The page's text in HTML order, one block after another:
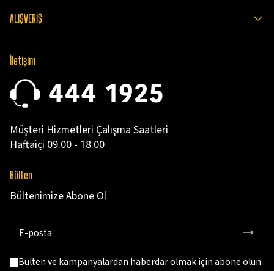
ALIŞVERİŞ
İletişim
Müşteri Hizmetleri Çalışma Saatleri
Haftaiçi 09.00 - 18.00
Bülten
Bültenimize Abone Ol
Bülten ve kampanyalardan haberdar olmak için abone olun